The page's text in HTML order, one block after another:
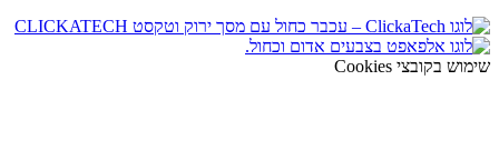
שימוש בקובצי Cookies